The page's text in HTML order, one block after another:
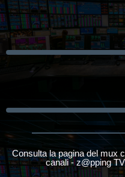
Consulta la pagina del mux
canali - z@pping